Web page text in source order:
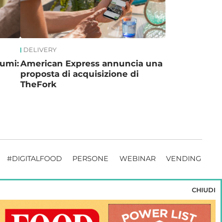
DELIVERY
American Express annuncia una
proposta di acquisizione di
TheFork
#DIGITALFOOD PERSONE WEBINAR VENDING
CHIUDI